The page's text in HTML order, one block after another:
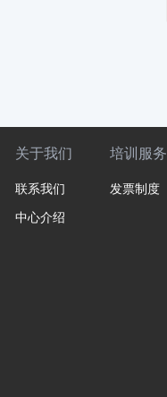
关于我们
联系我们
中心介绍
培训服务
发票制度